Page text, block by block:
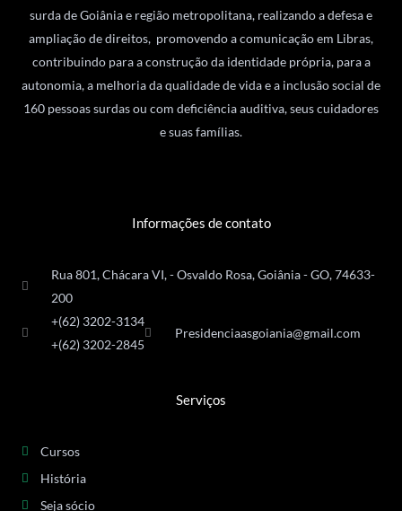
surda de Goiânia e região metropolitana, realizando a defesa e
ampliação de direitos, promovendo a comunicação em Libras,
contribuindo para a construção da identidade própria, para a
autonomia, a melhoria da qualidade de vida e a inclusão social de
160 pessoas surdas ou com deficiência auditiva, seus cuidadores
e suas famílias.
Informações de contato
Rua 801, Chácara VI, - Osvaldo Rosa, Goiânia - GO, 74633-
200
+(62) 3202-3134
+(62) 3202-2845
Presidenciaasgoiania@gmail.com
Serviços
Cursos
História
Seja sócio